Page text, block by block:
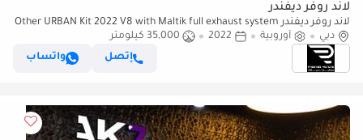
لاند روفر ديفندر
لاند روفر ديفندر Other URBAN Kit 2022 V8 with Maltik full exhaust system
دبي
أوروبية 2022
35,000 كيلومتر
إتصل
واتساب